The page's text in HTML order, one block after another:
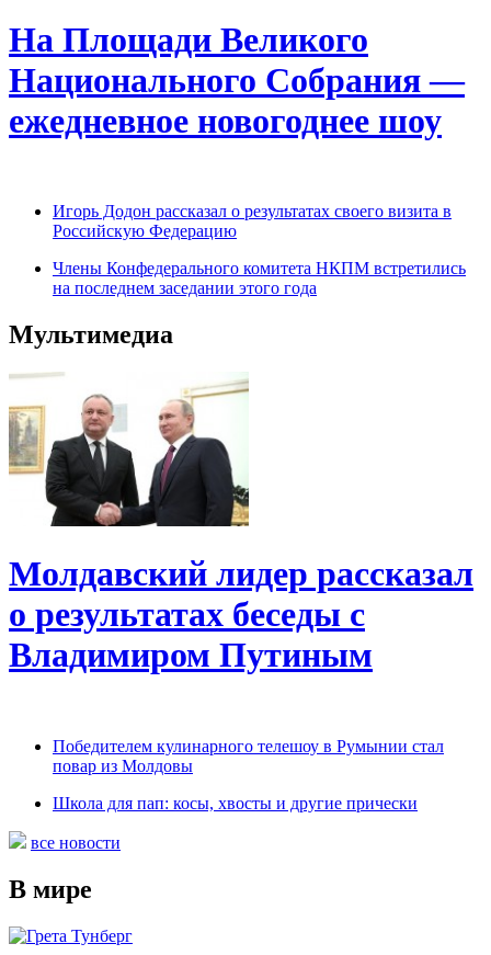
На Площади Великого
Национального Собрания —
ежедневное новогоднее шоу
Игорь Додон рассказал о результатах своего визита в
Российскую Федерацию
Члены Конфедерального комитета НКПМ встретились
на последнем заседании этого года
Мультимедиа
Молдавский лидер рассказал
о результатах беседы с
Владимиром Путиным
Победителем кулинарного телешоу в Румынии стал
повар из Молдовы
Школа для пап: косы, хвосты и другие прически
все новости
В мире